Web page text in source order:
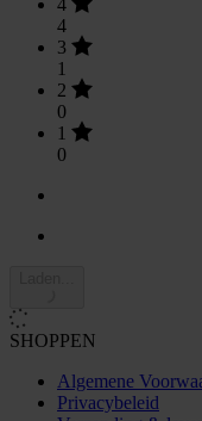
4
3
1
2
0
1
0
SHOPPEN
Algemene
Privacybeleid